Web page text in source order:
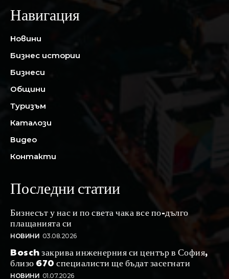
Навигация
Новини
Бизнес истории
Бизнеси
Общини
Туризъм
Каталози
Видео
Контакти
Последни статии
Бизнесът у нас и по света чака все по-дълго
плащанията си
НОВИНИ 03.08.2026
Bosch закрива инженерния си център в София,
близо 670 специалисти ще бъдат засегнати
НОВИНИ 01.07.2026